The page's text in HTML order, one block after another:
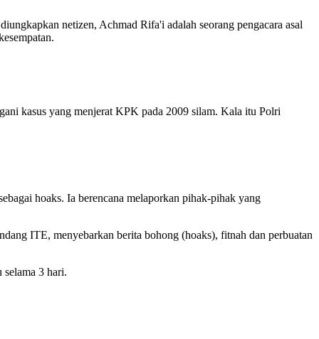
netizen, Achmad Rifa'i adalah seorang pengacara asal
kasus yang menjerat KPK pada 2009 silam. Kala itu Polri
hoaks. Ia berencana melaporkan pihak-pihak yang
ITE, menyebarkan berita bohong (hoaks), fitnah dan perbuatan
3 hari.